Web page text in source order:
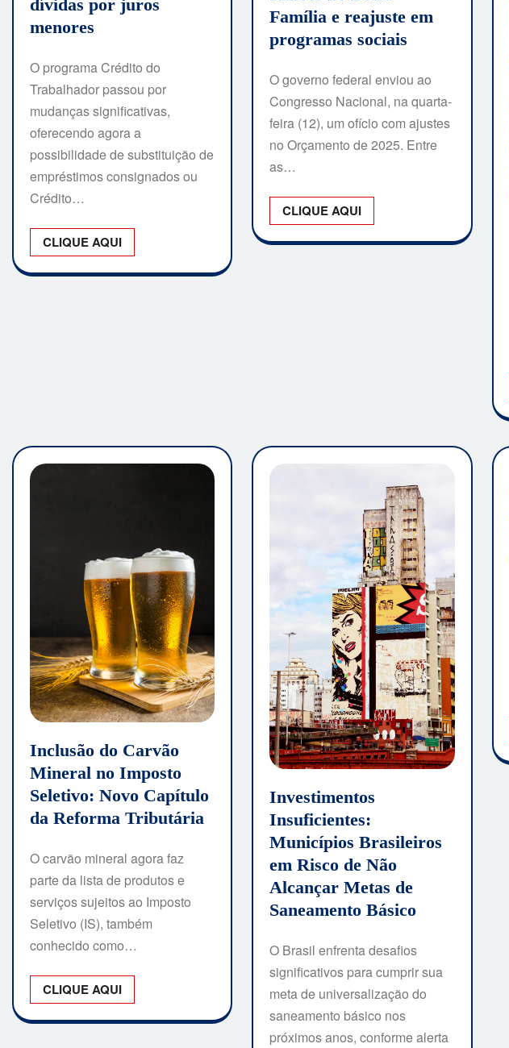
dívidas por juros
menores
O programa Crédito do
Trabalhador passou por
mudanças significativas,
oferecendo agora a
possibilidade de substituição de
empréstimos consignados ou
Crédito…
CLIQUE AQUI
Família e reajuste em
programas sociais
O governo federal enviou ao
Congresso Nacional, na quarta-
feira (12), um ofício com ajustes
no Orçamento de 2025. Entre
as…
CLIQUE AQUI
Inclusão do Carvão
Mineral no Imposto
Seletivo: Novo Capítulo
da Reforma Tributária
O carvão mineral agora faz
parte da lista de produtos e
serviços sujeitos ao Imposto
Seletivo (IS), também
conhecido como…
CLIQUE AQUI
Investimentos
Insuficientes:
Municípios Brasileiros
em Risco de Não
Alcançar Metas de
Saneamento Básico
O Brasil enfrenta desafios
significativos para cumprir sua
meta de universalização do
saneamento básico nos
próximos anos, conforme alerta